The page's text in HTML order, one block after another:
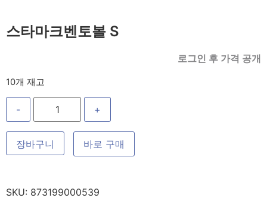
스타마크벤토볼 S
로그인 후 가격 공개
10개 재고
- +
장바구니 바로 구매
SKU: 873199000539